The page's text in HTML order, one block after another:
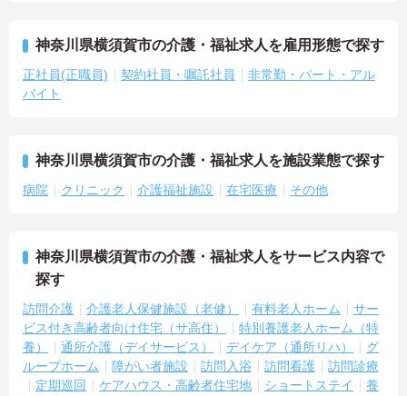
神奈川県横須賀市の介護・福祉求人を雇用形態で探す
正社員(正職員) 契約社員・嘱託社員
非常勤・パート・アル
バイト
神奈川県横須賀市の介護・福祉求人を施設業態で探す
病院 クリニック 介護福祉施設 在宅医療 その他
神奈川県横須賀市の介護・福祉求人をサービス内容で
探す
訪問介護 介護老人保健施設（老健） 有料老人ホーム
サー
ビス付き高齢者向け住宅（サ高住）
特別養護老人ホーム（特
養）
通所介護（デイサービス） デイケア（通所リハ）
グ
ループホーム
障がい者施設 訪問入浴 訪問看護
訪問診療
定期巡回
ケアハウス・高齢者住宅地 ショートステイ
養